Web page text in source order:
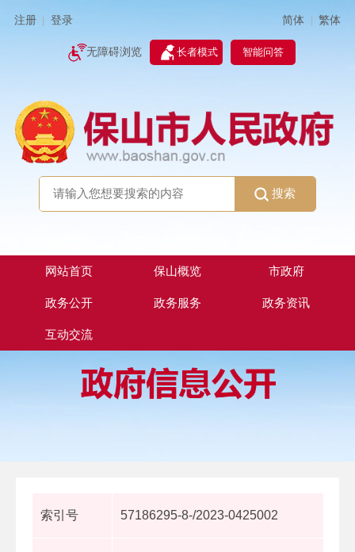
注册 登录 简体 | 繁体
无障碍浏览 长者模式 智能问答
搜索
网站首页 保山概览 市政府
政务公开 政务服务 政务资讯
互动交流
索引号 57186295-8-/2023-0425002